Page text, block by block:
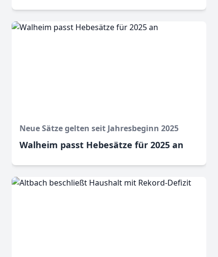
Neue Sätze gelten seit Jahresbeginn 2025
Walheim passt Hebesätze für 2025 an